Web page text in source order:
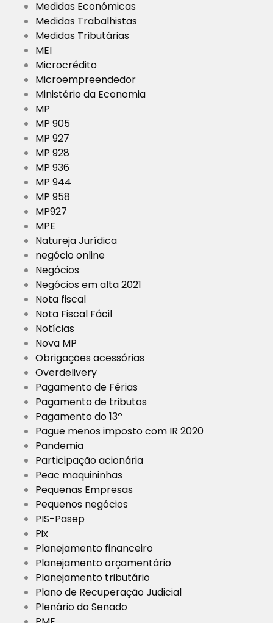
Medidas Econômicas
Medidas Trabalhistas
Medidas Tributárias
MEI
Microcrédito
Microempreendedor
Ministério da Economia
MP
MP 905
MP 927
MP 928
MP 936
MP 944
MP 958
MP927
MPE
Natureja Jurídica
negócio online
Negócios
Negócios em alta 2021
Nota fiscal
Nota Fiscal Fácil
Notícias
Nova MP
Obrigações acessórias
Overdelivery
Pagamento de Férias
Pagamento de tributos
Pagamento do 13º
Pague menos imposto com IR 2020
Pandemia
Participação acionária
Peac maquininhas
Pequenas Empresas
Pequenos negócios
PIS-Pasep
Pix
Planejamento financeiro
Planejamento orçamentário
Planejamento tributário
Plano de Recuperação Judicial
Plenário do Senado